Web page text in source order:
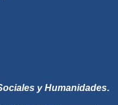
y Humanidades.